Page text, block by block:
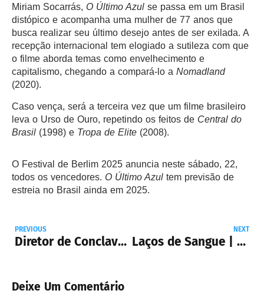
Miriam Socarrás, O Último Azul se passa em um Brasil
distópico e acompanha uma mulher de 77 anos que
busca realizar seu último desejo antes de ser exilada. A
recepção internacional tem elogiado a sutileza com que
o filme aborda temas como envelhecimento e
capitalismo, chegando a compará-lo a Nomadland
(2020).
Caso vença, será a terceira vez que um filme brasileiro
leva o Urso de Ouro, repetindo os feitos de Central do
Brasil (1998) e Tropa de Elite (2008).
O Festival de Berlim 2025 anuncia neste sábado, 22,
todos os vencedores. O Último Azul tem previsão de
estreia no Brasil ainda em 2025.
PREVIOUS
Diretor de Conclave revela desejo em trabalhar com Fernanda Torres: ‘Seria lindo’
NEXT
Laços de Sangue | Filme indicado à Palma de Ouro em Cannes chega ao Looke
Deixe Um Comentário